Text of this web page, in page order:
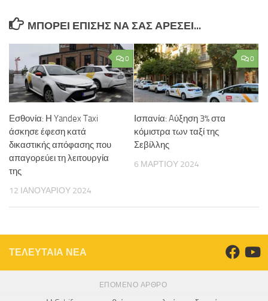
ΜΠΟΡΕΊ ΕΠΊΣΗΣ ΝΑ ΣΑΣ ΑΡΈΣΕΙ...
0
Εσθονία: Η Yandex Taxi
άσκησε έφεση κατά
δικαστικής απόφασης που
απαγορεύει τη λειτουργία
της
12 ΙΑΝΟΥΑΡΊΟΥ 2024
0
Ισπανία: Aύξηση 3% στα
κόμιστρα των ταξί της
Σεβίλλης
6 ΜΑΡΤΊΟΥ 2024
ΤΕΛΕΥΤΑΙΑ ΝΕΑ
ΕΠΌΜΕΝΟ ΆΡΘΡΟ